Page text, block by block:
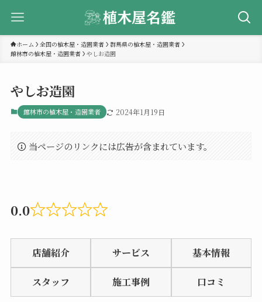
ホーム 全国の植木屋・造園業者
群馬県の植木屋・造園業者
館林市の植木屋・造園業者
やしお造園
やしお造園
館林市の植木屋・造園業者 2024年1月19日
当ページのリンクには広告が含まれています。
0.0
Rated
0.0
out
5
店舗紹介 サービス 基本情報
スタッフ 施工事例 口コミ